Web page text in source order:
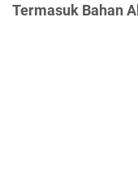
Termasuk Bahan